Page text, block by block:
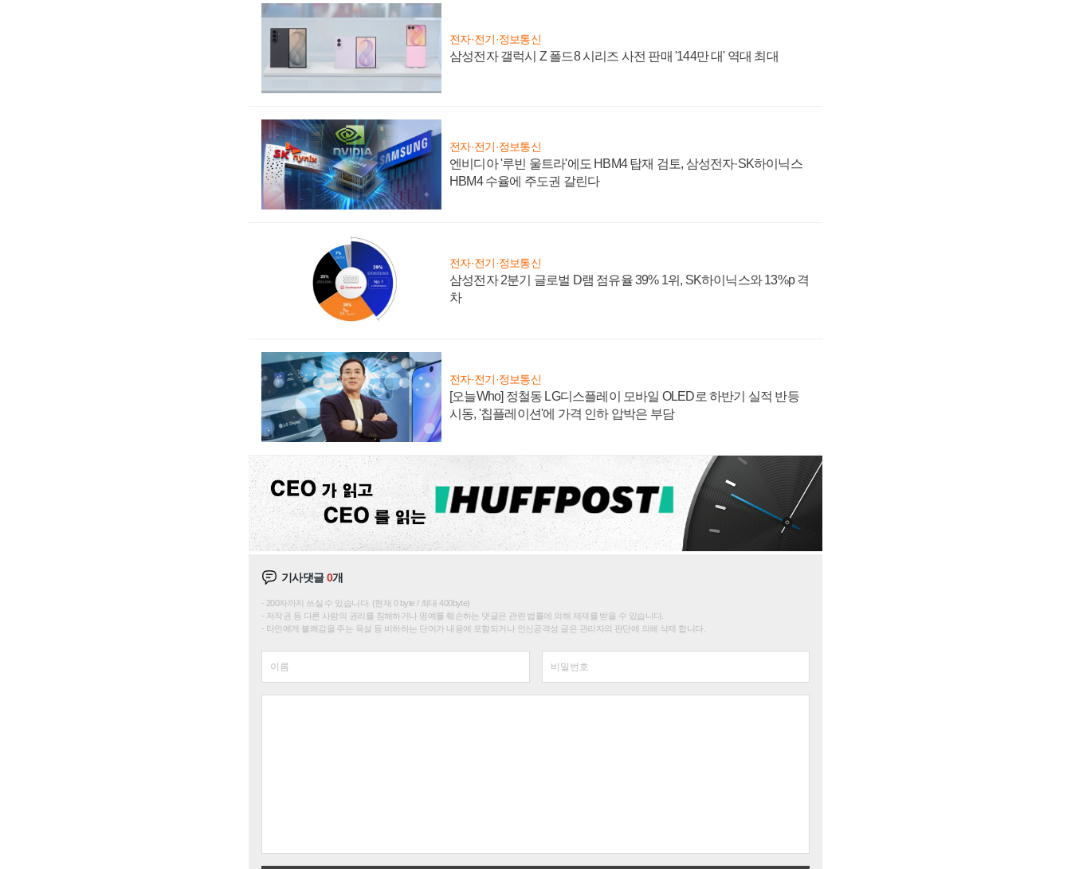
전자·전기·정보통신
삼성전자 갤럭시 Z 폴드8 시리즈 사전 판매 '144만 대' 역대 최대
전자·전기·정보통신
엔비디아 '루빈 울트라'에도 HBM4 탑재 검토, 삼성전자·SK하이닉스
HBM4 수율에 주도권 갈린다
전자·전기·정보통신
삼성전자 2분기 글로벌 D램 점유율 39% 1위, SK하이닉스와 13%p 격
차
전자·전기·정보통신
[오늘Who] 정철동 LG디스플레이 모바일 OLED로 하반기 실적 반등
시동, '칩플레이션'에 가격 인하 압박은 부담
기사댓글0개
200자까지 쓰실 수 있습니다. (현재 0 byte / 최대 400byte)
저작권 등 다른 사람의 권리를 침해하거나 명예를 훼손하는 댓글은 관련 법률에 의해 제재를 받을 수 있습니다.
타인에게 불쾌감을 주는 욕설 등 비하하는 단어가 내용에 포함되거나 인신공격성 글은 관리자의 판단에 의해 삭제 합니다.